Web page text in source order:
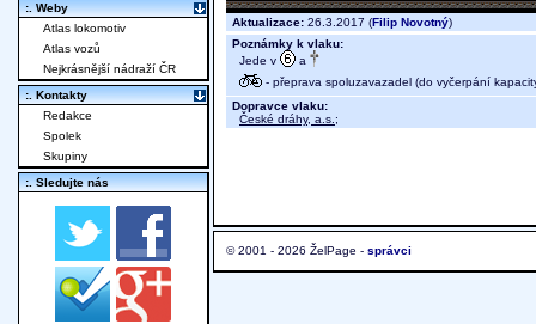
Aktualizace: 26.3.2017 (Filip Novotný)
Poznámky k vlaku:
Jede v
a
- přeprava spoluzavazadel (do vyčerpání
Dopravce vlaku:
České dráhy, a.s. ;
© 2001 - 2026 ŽelPage - správci
:. Weby
Atlas lokomotiv
Atlas vozů
Nejkrásnější nádraží ČR
:. Kontakty
Redakce
Spolek
Skupiny
:. Sledujte nás